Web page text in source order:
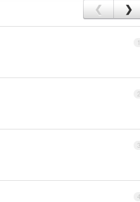
❮ ❯
1
2
3
4